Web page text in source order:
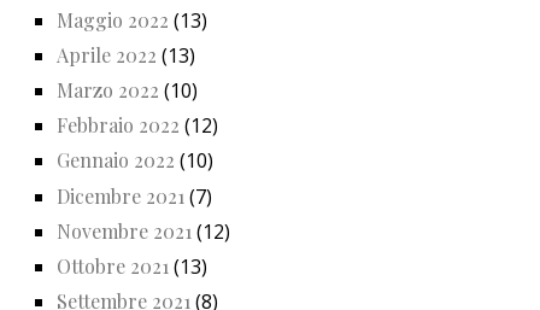
Maggio 2022 (13)
Aprile 2022 (13)
Marzo 2022 (10)
Febbraio 2022 (12)
Gennaio 2022 (10)
Dicembre 2021 (7)
Novembre 2021 (12)
Ottobre 2021 (13)
Settembre 2021 (8)